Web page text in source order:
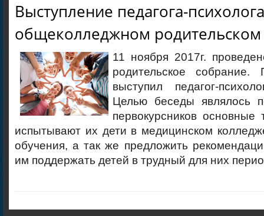
Выступление педагога-
общеколледжном
11 ноября 2017г.
родительское собрание.
выступил педагог-
Целью беседы являлось
первокурсников основные
испытывают их дети в медицинском
обучения, а так же предложить
им поддержать детей в трудный для них